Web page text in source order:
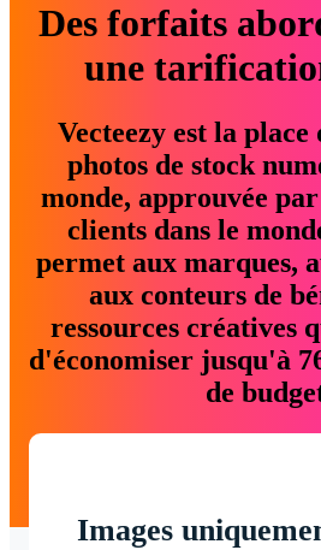
Des forfaits
une
Vecteezy est la place
photos de stock
monde, approuvée
clients dans le
permet aux marques,
aux conteurs de
ressources créatives
d'économiser jusqu'à
de
Images